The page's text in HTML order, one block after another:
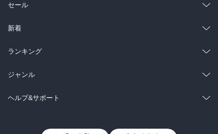
総合
ラノベ
雑誌・グラビア
BL・TL
セール
総合
ラノベ
雑誌・グラビア
BL・TL
新着
総合
ラノベ
雑誌・グラビア
ランキング
総合
ラノベ
ジャンル
コミック
ヘルプ&サポート